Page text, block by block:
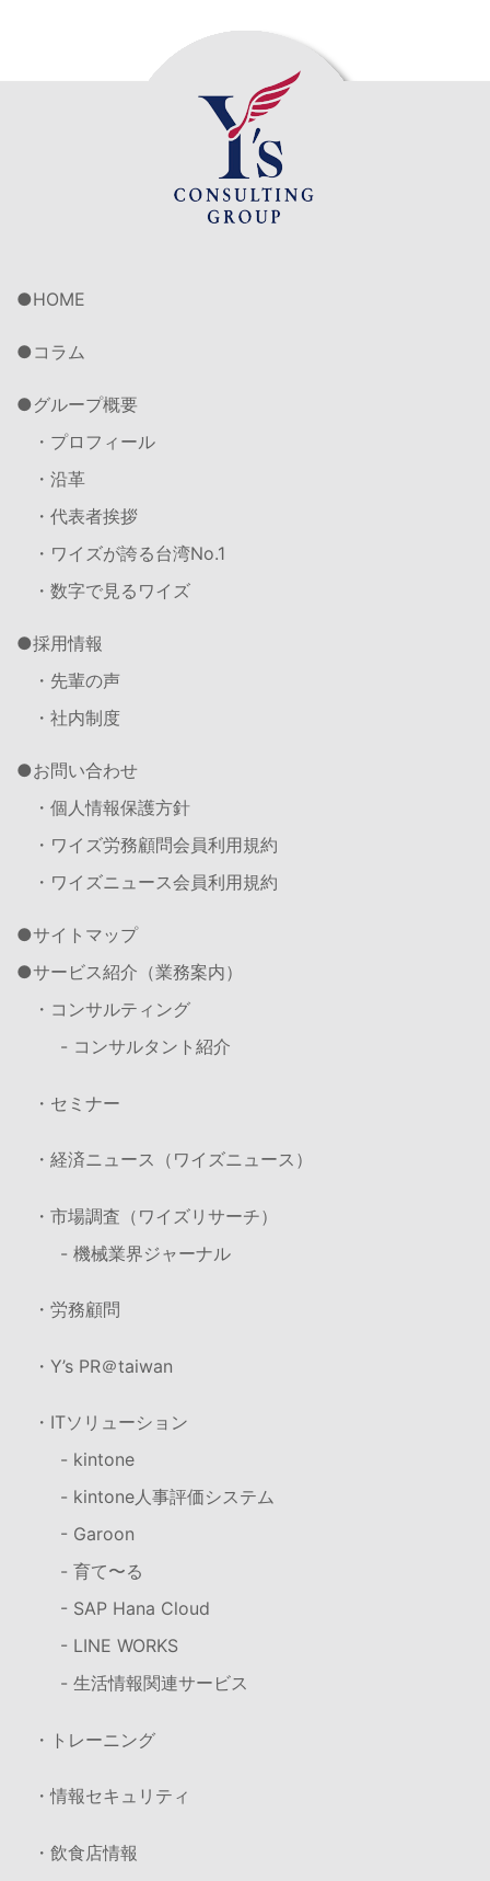
HOME
コラム
グループ概要
・プロフィール
・沿革
・代表者挨拶
・ワイズが誇る台湾No.1
・数字で見るワイズ
採用情報
・先輩の声
・社内制度
お問い合わせ
・個人情報保護方針
・ワイズ労務顧問会員利用規約
・ワイズニュース会員利用規約
サイトマップ
サービス紹介（業務案内）
・コンサルティング
- コンサルタント紹介
・セミナー
・経済ニュース（ワイズニュース）
・市場調査（ワイズリサーチ）
- 機械業界ジャーナル
・労務顧問
・Y’s PR＠taiwan
・ITソリューション
- kintone
- kintone人事評価システム
- Garoon
- 育て〜る
- SAP Hana Cloud
- LINE WORKS
- 生活情報関連サービス
・トレーニング
・情報セキュリティ
・飲食店情報